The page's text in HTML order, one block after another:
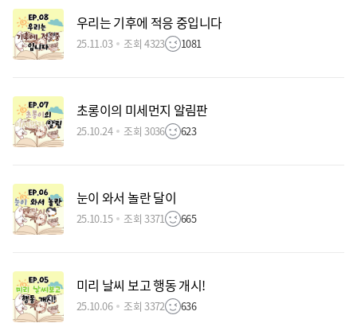
우리는 기후에 적응 중입니다
25.11.03 조회 4323 1081
초롱이의 미세먼지 알림판
25.10.24 조회 3036 623
눈이 와서 놀란 달이
25.10.15 조회 3371 665
미리 날씨 보고 행동 개시!
25.10.06 조회 3372 636